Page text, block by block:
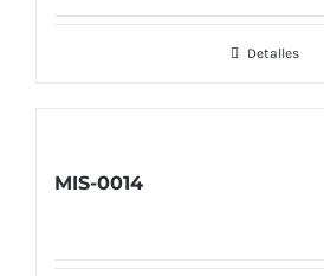
Detalles
MIS-0014